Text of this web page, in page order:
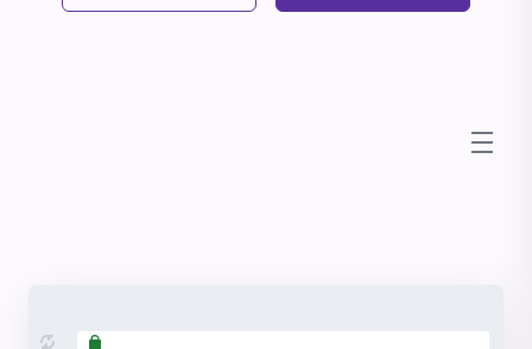
store.toggleNav